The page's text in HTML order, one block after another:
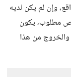
وإن لم يكن لديه
مطلوب، يكون
والخروج من هذا